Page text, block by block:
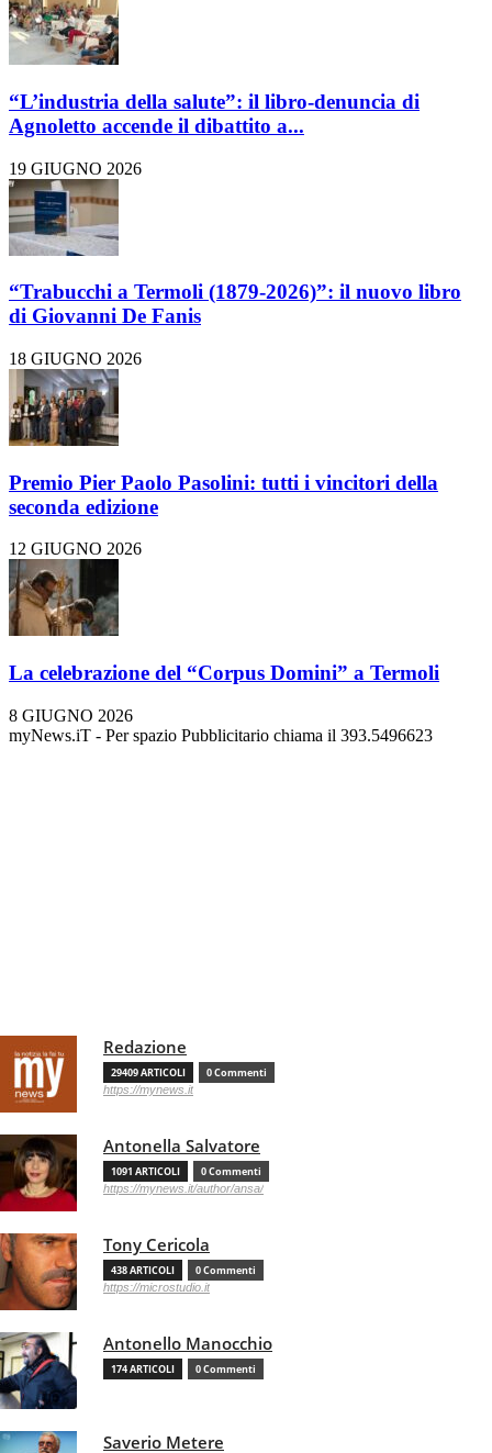
“L’industria della salute”: il libro-denuncia di
Agnoletto accende il dibattito a...
19 GIUGNO 2026
“Trabucchi a Termoli (1879-2026)”: il nuovo libro
di Giovanni De Fanis
18 GIUGNO 2026
Premio Pier Paolo Pasolini: tutti i vincitori della
seconda edizione
12 GIUGNO 2026
La celebrazione del “Corpus Domini” a Termoli
8 GIUGNO 2026
myNews.iT - Per spazio Pubblicitario chiama il 393.5496623
Redazione
29409 ARTICOLI 0 Commenti
https://mynews.it
Antonella Salvatore
1091 ARTICOLI 0 Commenti
https://mynews.it/author/ansa/
Tony Cericola
438 ARTICOLI 0 Commenti
https://microstudio.it
Antonello Manocchio
174 ARTICOLI 0 Commenti
Saverio Metere